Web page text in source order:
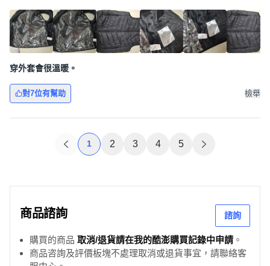
穿外套會很溫暖。
對7位有幫助 檢舉
1 2 3 4 5
商品諮詢 諮詢
購買的商品 取消/退貨請在我的酷澎購買記錄中申請 。
商品咨詢及評價板塊不處理取消或退貨事宜，請聯絡客